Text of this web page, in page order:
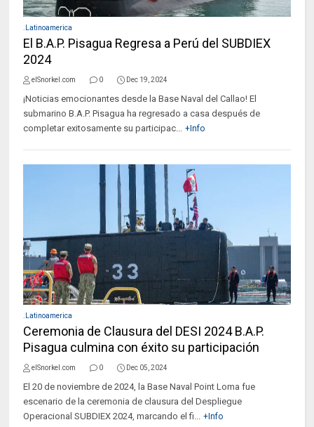
.Latinoamerica
El B.A.P. Pisagua Regresa a Perú del SUBDIEX
2024
elSnorkel.com 0 Dec 19, 2024
¡Noticias emocionantes desde la Base Naval del Callao! El
submarino B.A.P. Pisagua ha regresado a casa después de
completar exitosamente su participac... +Info
.Latinoamerica
Ceremonia de Clausura del DESI 2024 B.A.P.
Pisagua culmina con éxito su participación
elSnorkel.com 0 Dec 05, 2024
El 20 de noviembre de 2024, la Base Naval Point Loma fue
escenario de la ceremonia de clausura del Despliegue
Operacional SUBDIEX 2024, marcando el fi... +Info